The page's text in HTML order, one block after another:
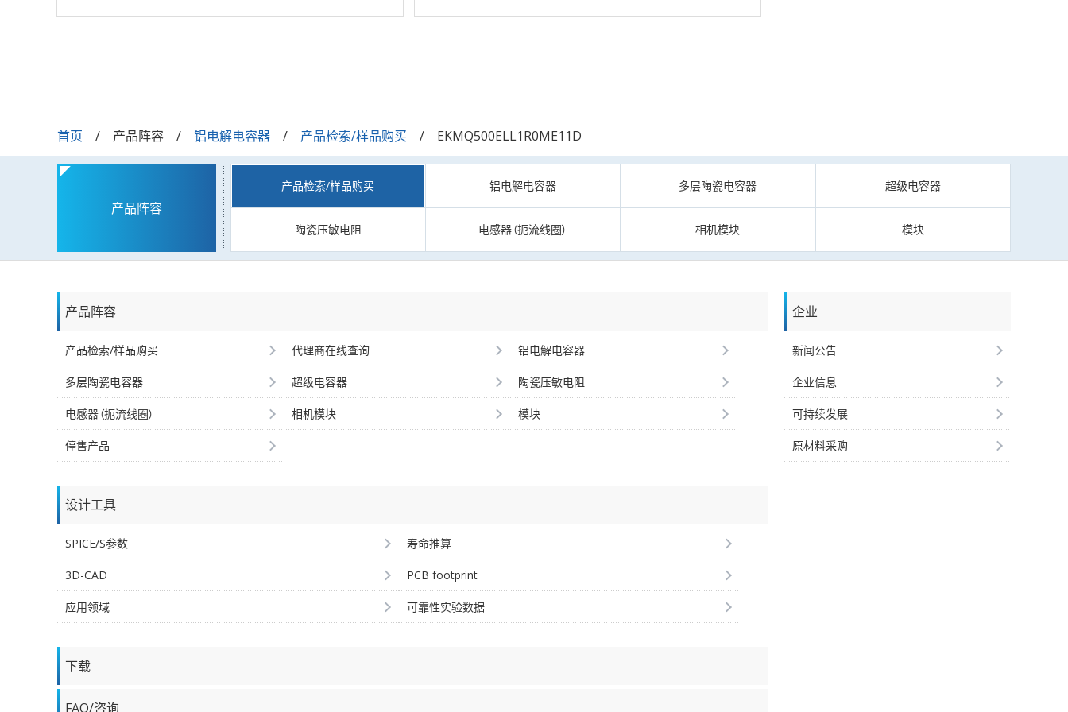
首页 产品阵容 铝电解电容器 产品检索/样品购买 EKMQ500ELL1R0ME11D
产品阵容
产品检索/样品购买 铝电解电容器 多层陶瓷电容器 超级电容器
陶瓷压敏电阻 电感器（扼流线圈） 相机模块 模块
产品阵容
产品检索/样品购买 代理商在线查询 铝电解电容器
多层陶瓷电容器 超级电容器 陶瓷压敏电阻
电感器（扼流线圈） 相机模块 模块
停售产品
设计工具
SPICE/S参数 寿命推算
3D-CAD PCB footprint
应用领域 可靠性实验数据
下载
FAQ/咨询
企业
新闻公告
企业信息
可持续发展
原材料采购